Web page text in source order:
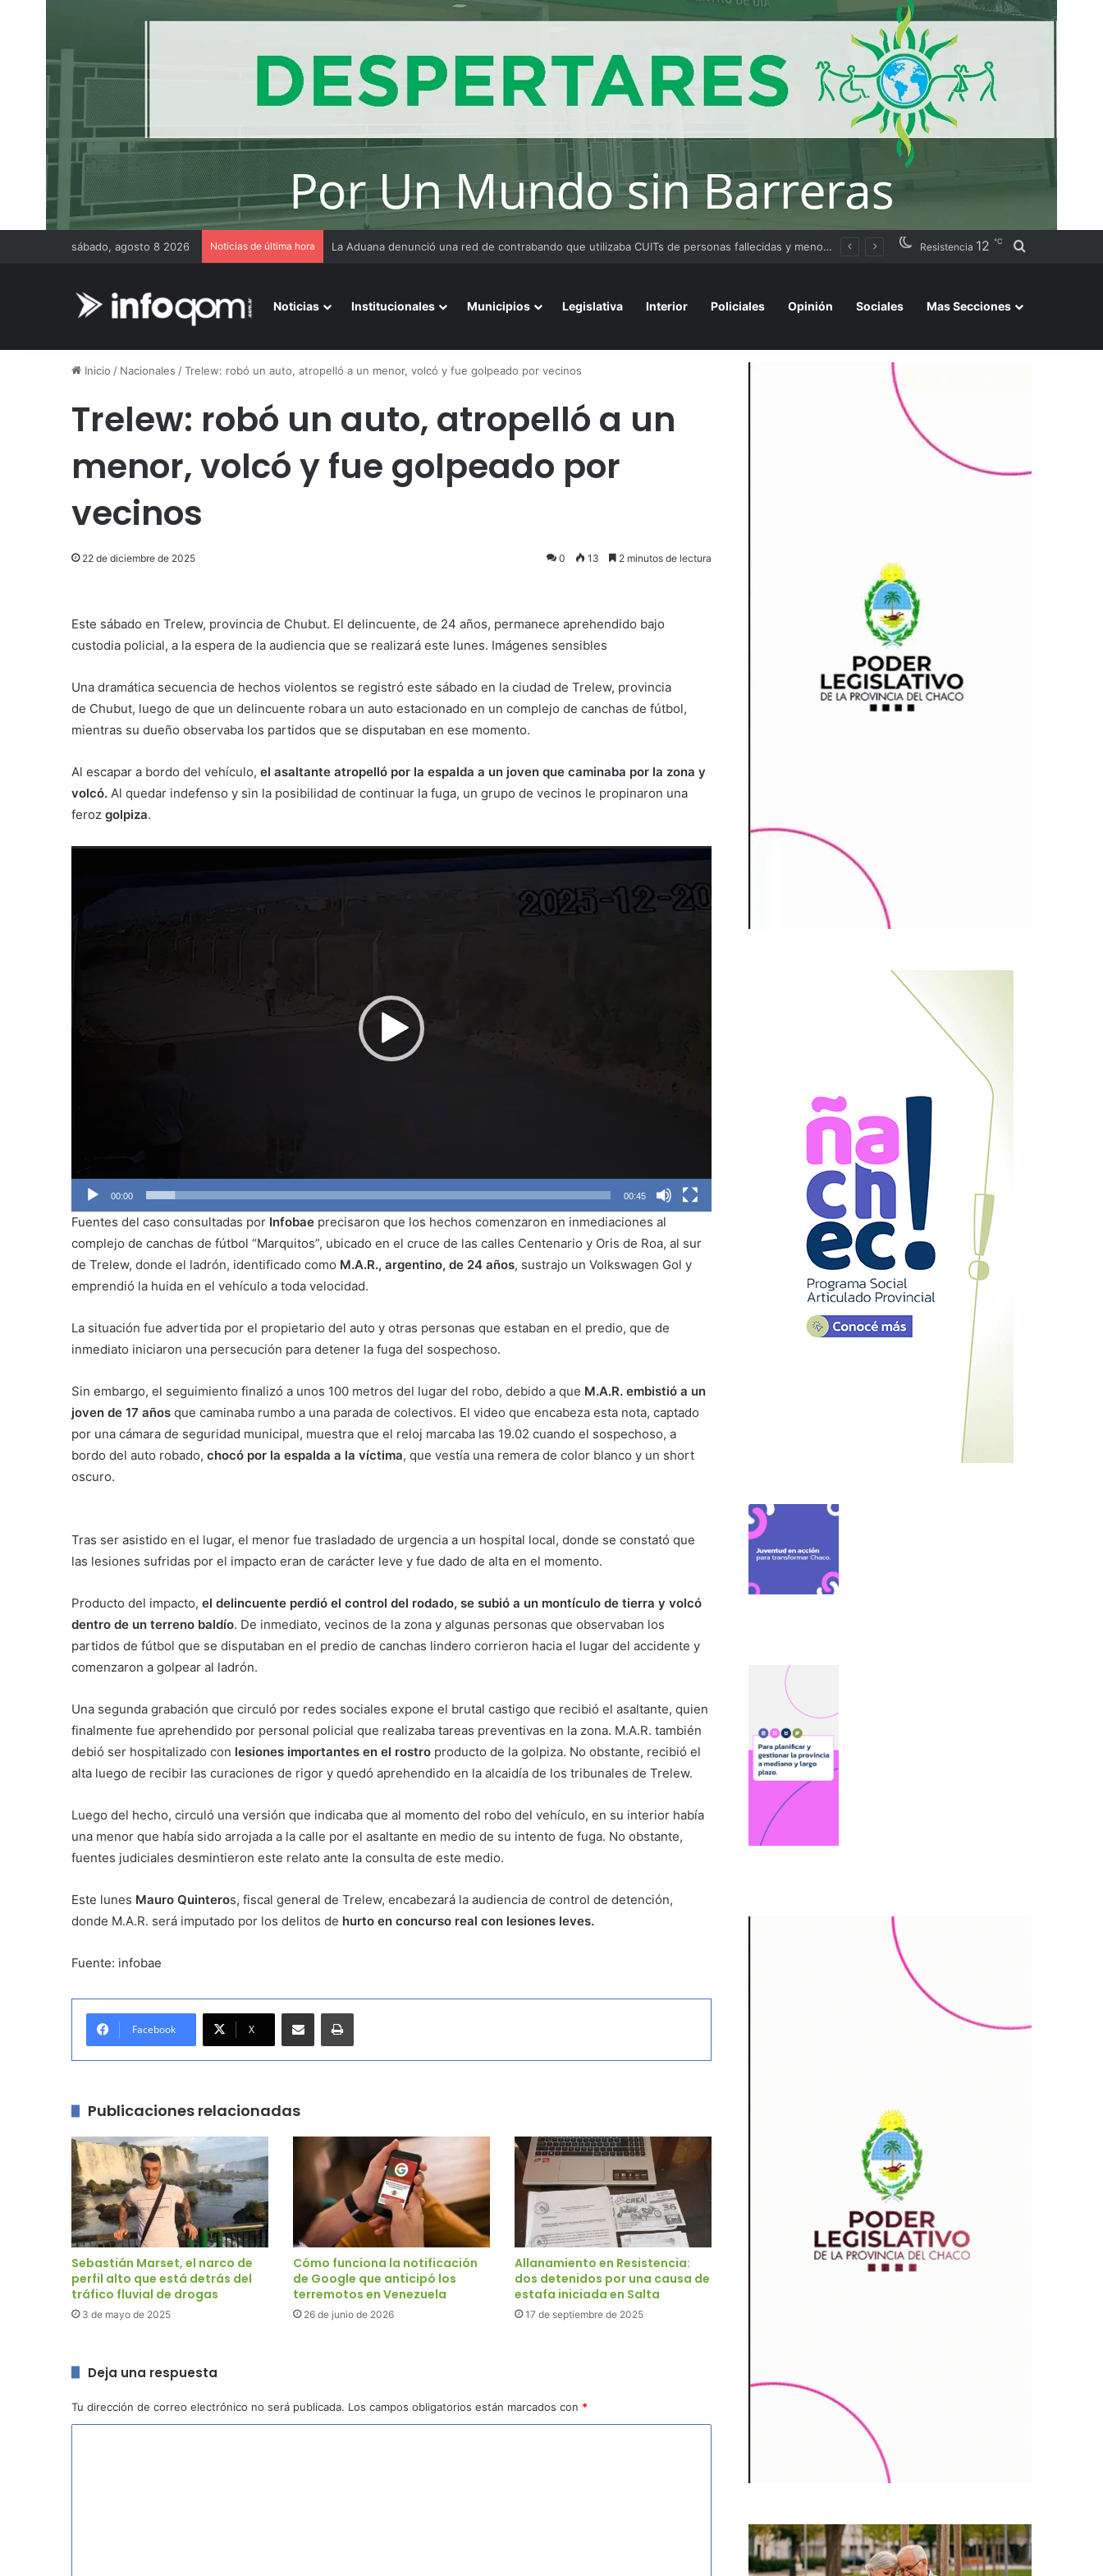
sábado, agosto 8 2026 Noticias de última hora Thiago Medina fue imputado por abuso sexual y la causa continúa bajo investigación judicial Resistencia 12 ℃ Buscar por
Noticias Institucionales Municipios Legislativa Interior Policiales Opinión Sociales Mas Secciones
Inicio / Nacionales /Trelew: robó un auto, atropelló a un menor, volcó y fue golpeado por vecinos
Trelew: robó un auto, atropelló a un
menor, volcó y fue golpeado por
vecinos
22 de diciembre de 2025 0 13 2 minutos de lectura
Este sábado en Trelew, provincia de Chubut. El delincuente, de 24 años, permanece aprehendido bajo
custodia policial, a la espera de la audiencia que se realizará este lunes. Imágenes sensibles
Una dramática secuencia de hechos violentos se registró este sábado en la ciudad de Trelew, provincia
de Chubut, luego de que un delincuente robara un auto estacionado en un complejo de canchas de fútbol,
mientras su dueño observaba los partidos que se disputaban en ese momento.
Al escapar a bordo del vehículo, el asaltante atropelló por la espalda a un joven que caminaba por la zona y
volcó. Al quedar indefenso y sin la posibilidad de continuar la fuga, un grupo de vecinos le propinaron una
feroz golpiza.
00:00 00:45
Fuentes del caso consultadas por Infobae precisaron que los hechos comenzaron en inmediaciones al
complejo de canchas de fútbol “Marquitos”, ubicado en el cruce de las calles Centenario y Oris de Roa, al sur
de Trelew, donde el ladrón, identificado como M.A.R., argentino, de 24 años, sustrajo un Volkswagen Gol y
emprendió la huida en el vehículo a toda velocidad.
La situación fue advertida por el propietario del auto y otras personas que estaban en el predio, que de
inmediato iniciaron una persecución para detener la fuga del sospechoso.
Sin embargo, el seguimiento finalizó a unos 100 metros del lugar del robo, debido a que M.A.R. embistió a un
joven de 17 años que caminaba rumbo a una parada de colectivos. El video que encabeza esta nota, captado
por una cámara de seguridad municipal, muestra que el reloj marcaba las 19.02 cuando el sospechoso, a
bordo del auto robado, chocó por la espalda a la víctima, que vestía una remera de color blanco y un short
oscuro.
Tras ser asistido en el lugar, el menor fue trasladado de urgencia a un hospital local, donde se constató que
las lesiones sufridas por el impacto eran de carácter leve y fue dado de alta en el momento.
Producto del impacto, el delincuente perdió el control del rodado, se subió a un montículo de tierra y volcó
dentro de un terreno baldío. De inmediato, vecinos de la zona y algunas personas que observaban los
partidos de fútbol que se disputaban en el predio de canchas lindero corrieron hacia el lugar del accidente y
comenzaron a golpear al ladrón.
Una segunda grabación que circuló por redes sociales expone el brutal castigo que recibió el asaltante, quien
finalmente fue aprehendido por personal policial que realizaba tareas preventivas en la zona. M.A.R. también
debió ser hospitalizado con lesiones importantes en el rostro producto de la golpiza. No obstante, recibió el
alta luego de recibir las curaciones de rigor y quedó aprehendido en la alcaidía de los tribunales de Trelew.
Luego del hecho, circuló una versión que indicaba que al momento del robo del vehículo, en su interior había
una menor que había sido arrojada a la calle por el asaltante en medio de su intento de fuga. No obstante,
fuentes judiciales desmintieron este relato ante la consulta de este medio.
Este lunes Mauro Quinteros, fiscal general de Trelew, encabezará la audiencia de control de detención,
donde M.A.R. será imputado por los delitos de hurto en concurso real con lesiones leves.
Fuente: infobae
Facebook X
Publicaciones relacionadas
Sebastián Marset, el narco de
perfil alto que está detrás del
tráfico fluvial de drogas
3 de mayo de 2025
Cómo funciona la notificación
de Google que anticipó los
terremotos en Venezuela
26 de junio de 2026
Allanamiento en Resistencia:
dos detenidos por una causa de
estafa iniciada en Salta
17 de septiembre de 2025
Deja una respuesta
Tu dirección de correo electrónico no será publicada. Los campos obligatorios están marcados con *